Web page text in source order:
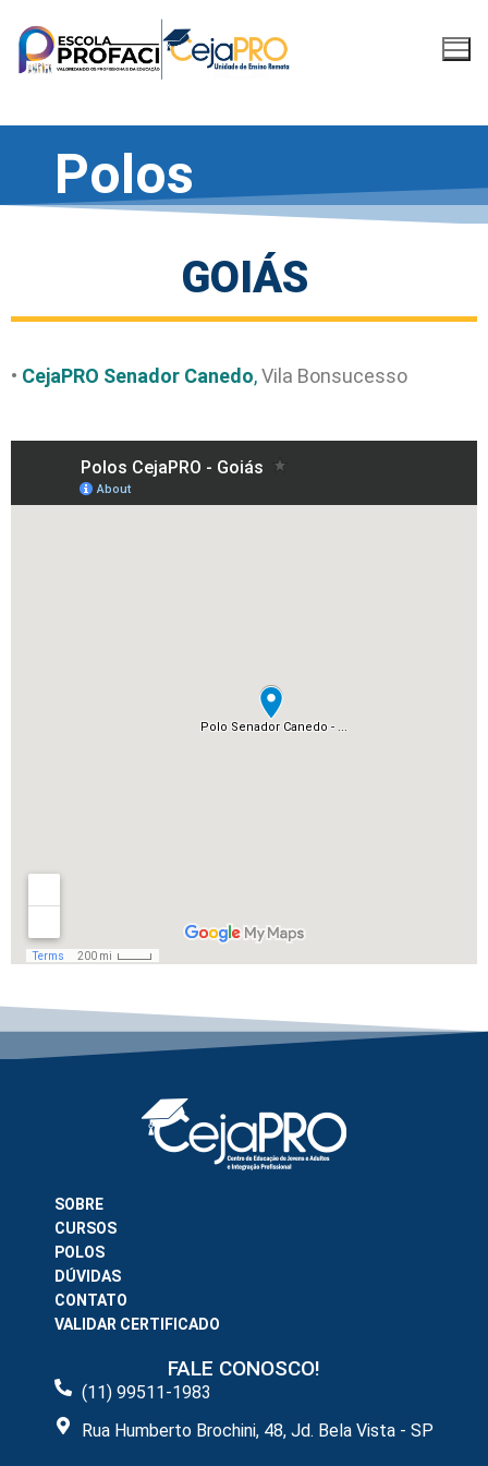
Polos
GOIÁS
• CejaPRO Senador Canedo,Vila Bonsucesso
SOBRE
CURSOS
POLOS
DÚVIDAS
CONTATO
VALIDAR CERTIFICADO
FALE CONOSCO!
(11) 99511-1983
Rua Humberto Brochini, 48, Jd. Bela Vista - SP